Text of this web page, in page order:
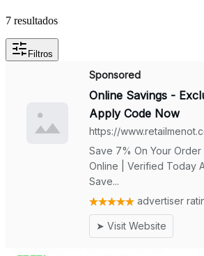
7 resultados
Filtros